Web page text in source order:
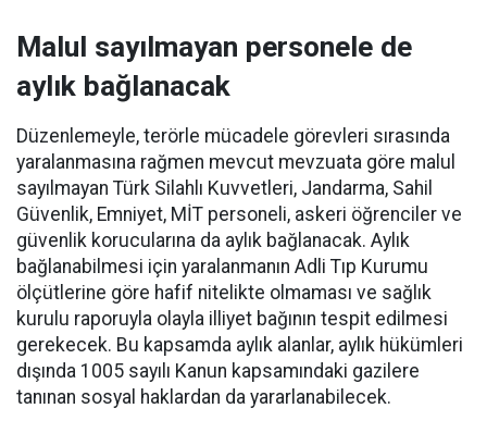
Malul sayılmayan personele de
aylık bağlanacak
Düzenlemeyle, terörle mücadele görevleri sırasında
yaralanmasına rağmen mevcut mevzuata göre malul
sayılmayan Türk Silahlı Kuvvetleri, Jandarma, Sahil
Güvenlik, Emniyet, MİT personeli, askeri öğrenciler ve
güvenlik korucularına da aylık bağlanacak. Aylık
bağlanabilmesi için yaralanmanın Adli Tıp Kurumu
ölçütlerine göre hafif nitelikte olmaması ve sağlık
kurulu raporuyla olayla illiyet bağının tespit edilmesi
gerekecek. Bu kapsamda aylık alanlar, aylık hükümleri
dışında 1005 sayılı Kanun kapsamındaki gazilere
tanınan sosyal haklardan da yararlanabilecek.